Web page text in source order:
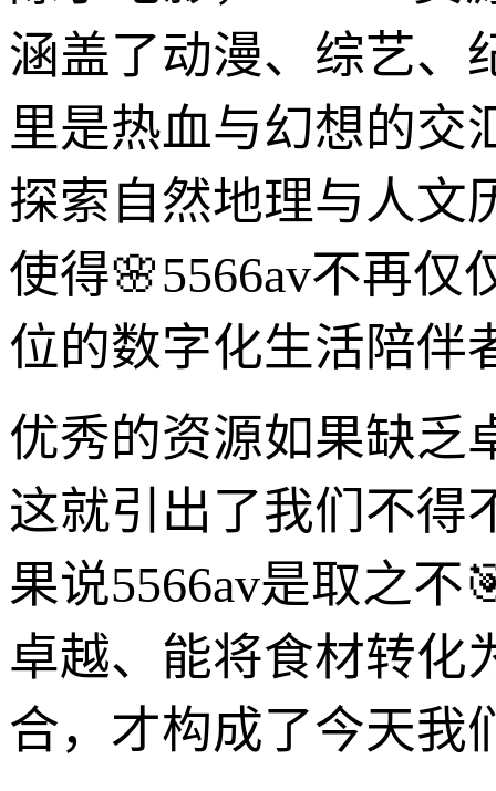
涵盖了动漫、综艺、
里是热血与幻想的交
探索自然地理与人文
使得🌸5566av不再
位的数字化生活陪伴
优秀的资源如果缺乏
这就引出了我们不
果说5566av是取之
卓越、能将食材转化
合，才构成了今天我